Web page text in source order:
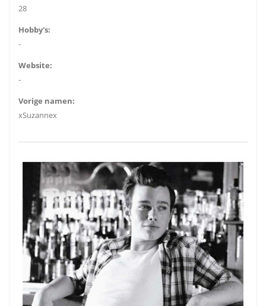
28
Hobby's:
-
Website:
-
Vorige namen:
xSuzannex